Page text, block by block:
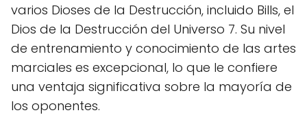
varios Dioses de la Destrucción, incluido Bills, el
Dios de la Destrucción del Universo 7. Su nivel
de entrenamiento y conocimiento de las artes
marciales es excepcional, lo que le confiere
una ventaja significativa sobre la mayoría de
los oponentes.